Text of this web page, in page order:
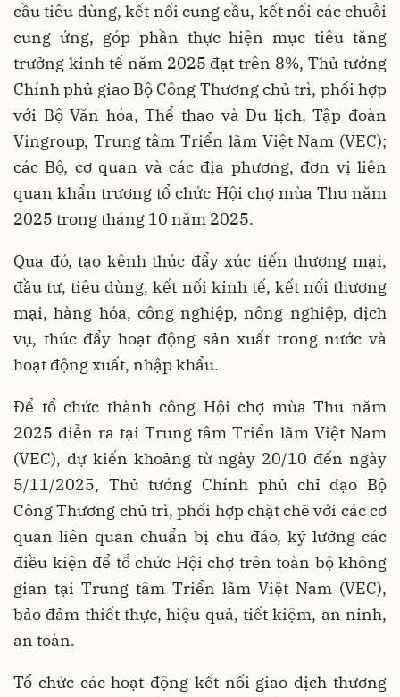
cầu tiêu dùng, kết nối cung cầu, kết nối các chuỗi
cung ứng, góp phần thực hiện mục tiêu tăng
trưởng kinh tế năm 2025 đạt trên 8%, Thủ tướng
Chính phủ giao Bộ Công Thương chủ trì, phối hợp
với Bộ Văn hóa, Thể thao và Du lịch, Tập đoàn
Vingroup, Trung tâm Triển lãm Việt Nam (VEC);
các Bộ, cơ quan và các địa phương, đơn vị liên
quan khẩn trương tổ chức Hội chợ mùa Thu năm
2025 trong tháng 10 năm 2025.
Qua đó, tạo kênh thúc đẩy xúc tiến thương mại,
đầu tư, tiêu dùng, kết nối kinh tế, kết nối thương
mại, hàng hóa, công nghiệp, nông nghiệp, dịch
vụ, thúc đẩy hoạt động sản xuất trong nước và
hoạt động xuất, nhập khẩu.
Để tổ chức thành công Hội chợ mùa Thu năm
2025 diễn ra tại Trung tâm Triển lãm Việt Nam
(VEC), dự kiến khoảng từ ngày 20/10 đến ngày
5/11/2025, Thủ tướng Chính phủ chỉ đạo Bộ
Công Thương chủ trì, phối hợp chặt chẽ với các cơ
quan liên quan chuẩn bị chu đáo, kỹ lưỡng các
điều kiện để tổ chức Hội chợ trên toàn bộ không
gian tại Trung tâm Triển lãm Việt Nam (VEC),
bảo đảm thiết thực, hiệu quả, tiết kiệm, an ninh,
an toàn.
Tổ chức các hoạt động kết nối giao dịch thương